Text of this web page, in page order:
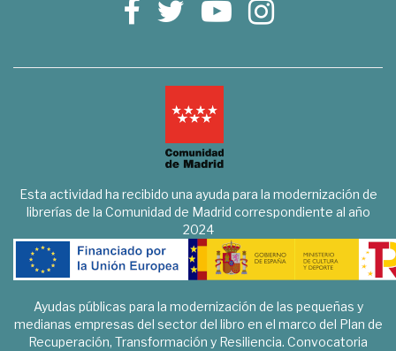
Esta actividad ha recibido una ayuda para la modernización de
librerías de la Comunidad de Madrid correspondiente al año
2024
Ayudas públicas para la modernización de las pequeñas y
medianas empresas del sector del libro en el marco del Plan de
Recuperación, Transformación y Resiliencia. Convocatoria